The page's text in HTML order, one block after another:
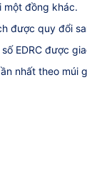
một đồng khác.
được quy đổi
EDRC được
nhất theo múi